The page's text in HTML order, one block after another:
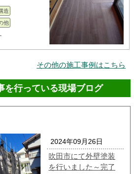
造
他
その他の施工事例はこちら
を行っている現場ブログ
2024年09月26日
吹田市にて外壁塗装
を行いました～完了